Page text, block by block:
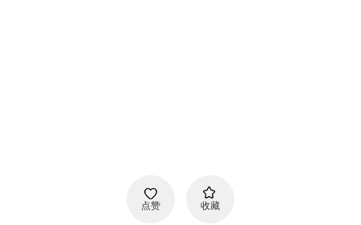
点赞 收藏